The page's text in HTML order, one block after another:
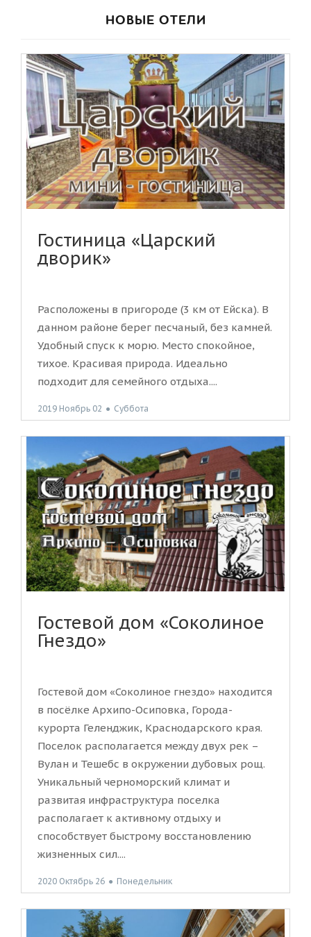
НОВЫЕ ОТЕЛИ
Гостиница «Царский
дворик»
Расположены в пригороде (3 км от Ейска). В
данном районе берег песчаный, без камней.
Удобный спуск к морю. Место спокойное,
тихое. Красивая природа. Идеально
подходит для семейного отдыха....
2019 Ноябрь 02 ● Суббота
Гостевой дом «Соколиное
Гнездо»
Гостевой дом «Соколиное гнездо» находится
в посёлке Архипо-Осиповка, Города-
курорта Геленджик, Краснодарского края.
Поселок располагается между двух рек –
Вулан и Тешебс в окружении дубовых рощ.
Уникальный черноморский климат и
развитая инфраструктура поселка
располагает к активному отдыху и
способствует быстрому восстановлению
жизненных сил....
2020 Октябрь 26 ● Понедельник